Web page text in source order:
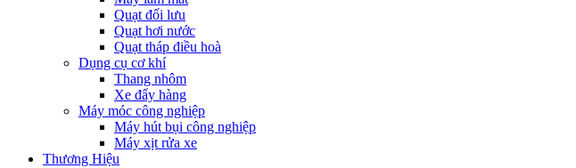
Quạt đối lưu
Quạt hơi nước
Quạt tháp điều hoà
Dụng cụ cơ khí
Thang nhôm
Xe đẩy hàng
Máy móc công nghiệp
Máy hút bụi công nghiệp
Máy xịt rửa xe
Thương Hiệu